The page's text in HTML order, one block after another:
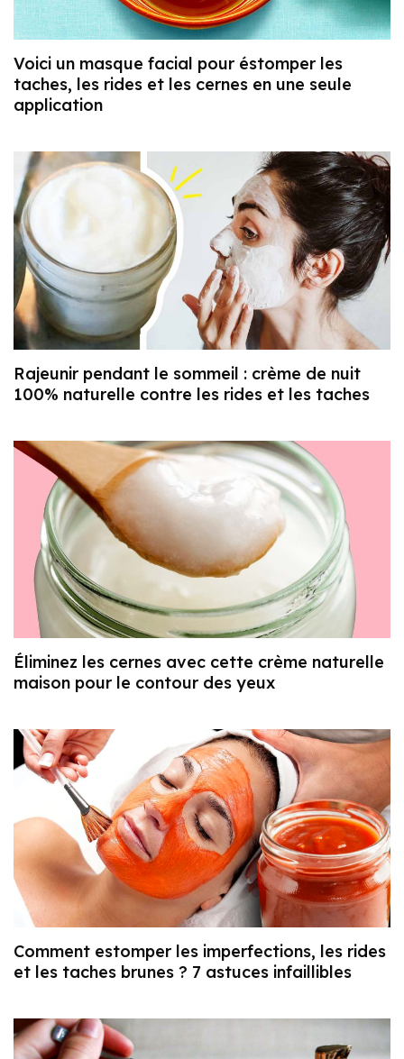
Voici un masque facial pour éstomper les
taches, les rides et les cernes en une seule
application
Rajeunir pendant le sommeil : crème de nuit
100% naturelle contre les rides et les taches
Éliminez les cernes avec cette crème naturelle
maison pour le contour des yeux
Comment estomper les imperfections, les rides
et les taches brunes ? 7 astuces infaillibles